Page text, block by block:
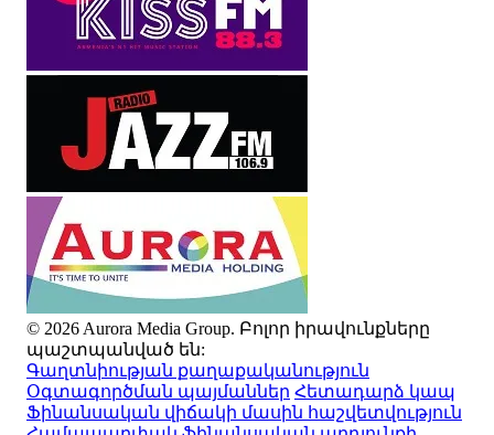
© 2026 Aurora Media Group. Բոլոր իրավունքները
պաշտպանված են:
Գաղտնիության քաղաքականություն
Օգտագործման պայմաններ Հետադարձ կապ
Ֆինանսական վիճակի մասին հաշվետվություն